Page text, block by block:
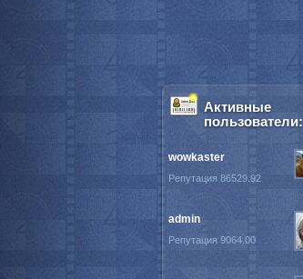
Активные
пользователи:
wowkaster
Репутация 86529.92
admin
Репутация 9064.00